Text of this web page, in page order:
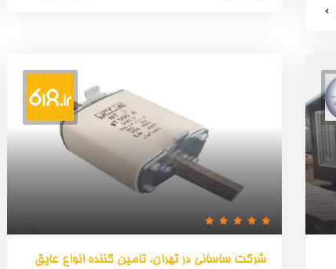
شرکت ساسانی در تهران، تامین کننده انواع عایق